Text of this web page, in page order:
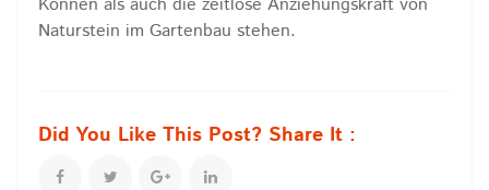
Naturstein im Gartenbau stehen.
Did You Like This Post? Share It :